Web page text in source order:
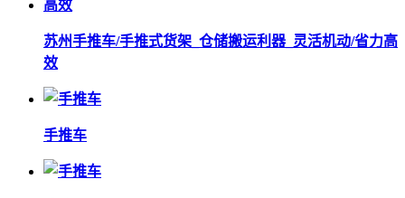
苏州手推车/手推式货架_仓储搬运利器_灵活机动/省力高
效
手推车